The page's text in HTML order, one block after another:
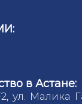
в Астане:
ул. Малика